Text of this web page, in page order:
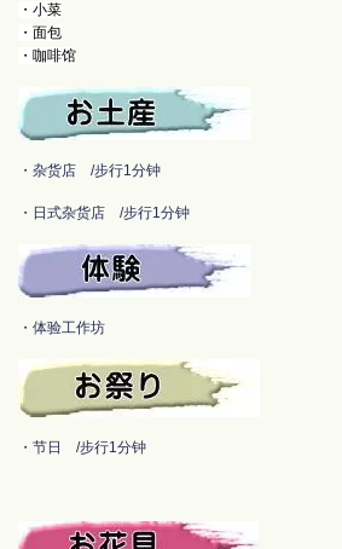
・小菜
・面包
・咖啡馆
・杂货店 /步行1分钟
・日式杂货店 /步行1分钟
・体验工作坊
・节日 /步行1分钟